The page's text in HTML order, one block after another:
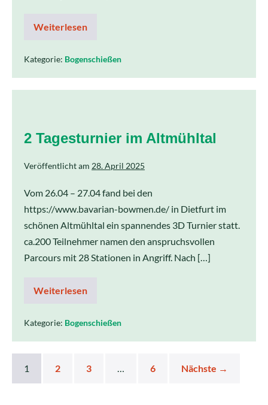
Weiterlesen
Kategorie: Bogenschießen
2 Tagesturnier im Altmühltal
Veröffentlicht am 28. April 2025
Vom 26.04 – 27.04 fand bei den
https://www.bavarian-bowmen.de/ in Dietfurt im
schönen Altmühltal ein spannendes 3D Turnier statt.
ca.200 Teilnehmer namen den anspruchsvollen
Parcours mit 28 Stationen in Angriff. Nach […]
Weiterlesen
Kategorie: Bogenschießen
1 2 3 … 6 Nächste →